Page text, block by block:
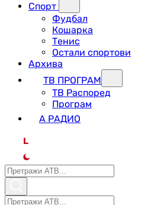
Спорт
Фудбал
Кошарка
Тенис
Остали спортови
Архива
ТВ ПРОГРАМ
ТВ Распоред
Програм
А РАДИО
L